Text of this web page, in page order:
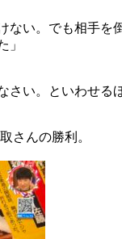
ない。でも相手を
」
さい。といわせる
さんの勝利。